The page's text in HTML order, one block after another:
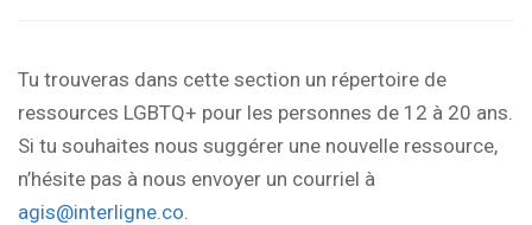
Tu trouveras dans cette section un répertoire de
ressources LGBTQ+ pour les personnes de 12 à 20 ans.
Si tu souhaites nous suggérer une nouvelle ressource,
n’hésite pas à nous envoyer un courriel à
agis@interligne.co.